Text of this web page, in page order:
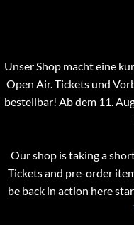
Unser Shop macht eine
Open Air. Tickets und
bestellbar! Ab dem 11.
Our shop is taking a
Tickets and pre-order
be back in action here